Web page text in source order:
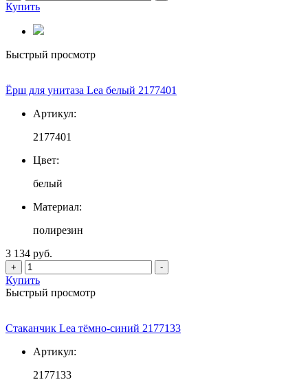
Купить
Быстрый просмотр
Ёрш для унитаза Lea белый 2177401
Артикул:
2177401
Цвет:
белый
Материал:
полирезин
3 134 руб.
+ -
Купить
Быстрый просмотр
Стаканчик Lea тёмно-синий 2177133
Артикул:
2177133